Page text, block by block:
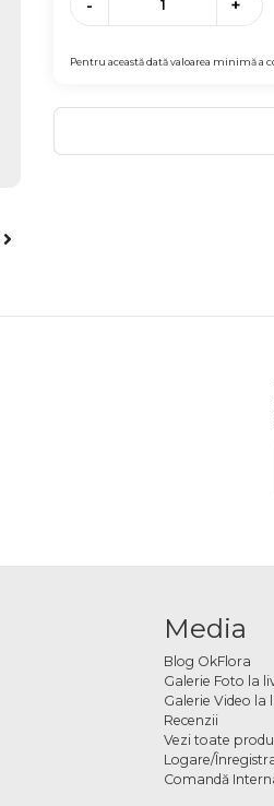
- +
Pentru această dată valoarea minimă a
Media
Blog OkFlora
Galerie Foto la
Galerie Video la
Recenzii
Vezi toate
Logare/
Comandă